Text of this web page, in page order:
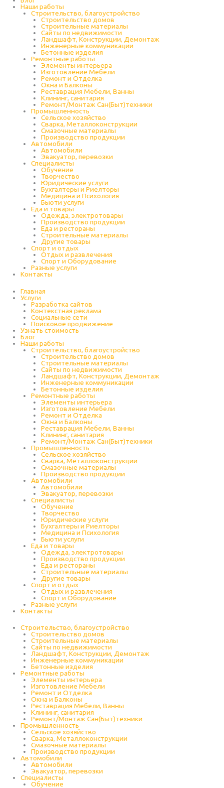
Наши работы
Строительство, благоустройство
Строительство домов
Строительные материалы
Сайты по недвижимости
Ландшафт, Конструкции, Демонтаж
Инженерные коммуникации
Бетонные изделия
Ремонтные работы
Элементы интерьера
Изготовление Мебели
Ремонт и Отделка
Окна и Балконы
Реставрация Мебели, Ванны
Клининг, санитария
Ремонт/Монтаж Сан(Быт)техники
Промышленность
Cельское хозяйство
Сварка, Металлоконструкции
Cмазочные материалы
Производство продукции
Автомобили
Автомобили
Эвакуатор, перевозки
Специалисты
Обучение
Творчество
Юридические услуги
Бухгалтеры и Риелторы
Медицина и Психология
Бьюти услуги
Еда и товары
Одежда, электротовары
Производство продукции
Еда и рестораны
Строительные материалы
Другие товары
Спорт и отдых
Отдых и развлечения
Спорт и Оборудование
Разные услуги
Контакты
Главная
Услуги
Разработка сайтов
Контекстная реклама
Социальные сети
Поисковое продвижение
Узнать стоимость
Блог
Наши работы
Строительство, благоустройство
Строительство домов
Строительные материалы
Сайты по недвижимости
Ландшафт, Конструкции, Демонтаж
Инженерные коммуникации
Бетонные изделия
Ремонтные работы
Элементы интерьера
Изготовление Мебели
Ремонт и Отделка
Окна и Балконы
Реставрация Мебели, Ванны
Клининг, санитария
Ремонт/Монтаж Сан(Быт)техники
Промышленность
Cельское хозяйство
Сварка, Металлоконструкции
Cмазочные материалы
Производство продукции
Автомобили
Автомобили
Эвакуатор, перевозки
Специалисты
Обучение
Творчество
Юридические услуги
Бухгалтеры и Риелторы
Медицина и Психология
Бьюти услуги
Еда и товары
Одежда, электротовары
Производство продукции
Еда и рестораны
Строительные материалы
Другие товары
Спорт и отдых
Отдых и развлечения
Спорт и Оборудование
Разные услуги
Контакты
Строительство, благоустройство
Строительство домов
Строительные материалы
Сайты по недвижимости
Ландшафт, Конструкции, Демонтаж
Инженерные коммуникации
Бетонные изделия
Ремонтные работы
Элементы интерьера
Изготовление Мебели
Ремонт и Отделка
Окна и Балконы
Реставрация Мебели, Ванны
Клининг, санитария
Ремонт/Монтаж Сан(Быт)техники
Промышленность
Cельское хозяйство
Сварка, Металлоконструкции
Cмазочные материалы
Производство продукции
Автомобили
Автомобили
Эвакуатор, перевозки
Специалисты
Обучение